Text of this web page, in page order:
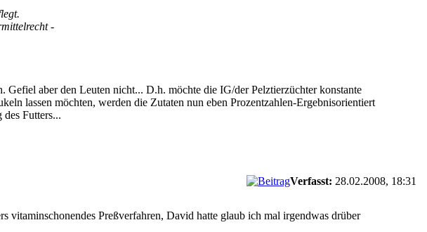
-
Gefiel aber den Leuten nicht... D.h. möchte die IG/der Pelztierzüchter konstante
lassen möchten, werden die Zutaten nun eben Prozentzahlen-Ergebnisorientiert
Futters...
Verfasst: 28.02.2008, 18:31
vitaminschonendes Preßverfahren, David hatte glaub ich mal irgendwas drüber